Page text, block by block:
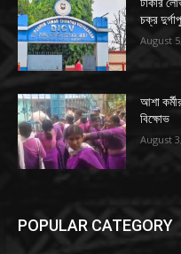
চক্র
August
আশা
বিক্ষোভ
August
POPULAR CATEGORY